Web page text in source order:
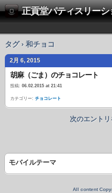
正貢堂パティスリーシ
タグ › 和チョコ
2月 6, 2015
胡麻（ごま）のチョコレート
投稿: 06.02.2015 at 21:41
カテゴリー: チョコレート
次のエント
モバイルテーマ
All content